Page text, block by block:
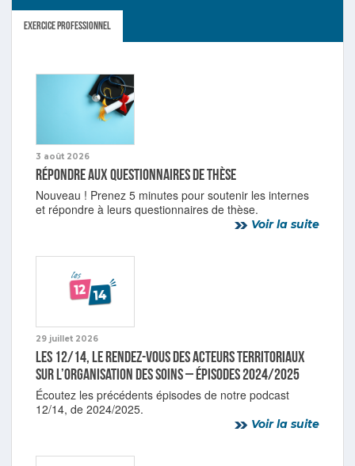
Exercice professionnel
3 août 2026
Répondre aux questionnaires de thèse
Nouveau ! Prenez 5 minutes pour soutenir les internes
et répondre à leurs questionnaires de thèse.
Voir la suite
29 juillet 2026
Les 12/14, le rendez-vous des acteurs territoriaux
sur l’organisation des soins – Épisodes 2024/2025
Écoutez les précédents épisodes de notre podcast
12/14, de 2024/2025.
Voir la suite